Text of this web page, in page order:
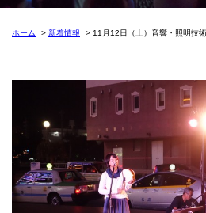
ホーム 新着情報 11月12日（土）音響・照明技